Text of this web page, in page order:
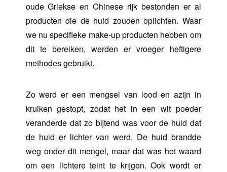
oude Griekse en Chinese rijk bestonden er al
producten die de huid zouden oplichten. Waar
we nu specifieke make-up producten hebben om
dit te bereiken, werden er vroeger heftigere
methodes gebruikt.
Zo werd er een mengsel van lood en azijn in
kruiken gestopt, zodat het in een wit poeder
veranderde dat zo bijtend was voor de huid dat
de huid er lichter van werd. De huid brandde
weg onder dit mengel, maar dat was het waard
om een lichtere teint te krijgen. Ook wordt er